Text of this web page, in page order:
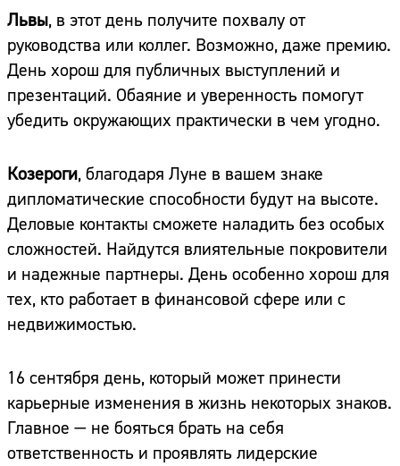
Львы, в этот день получите похвалу от
руководства или коллег. Возможно, даже премию.
День хорош для публичных выступлений и
презентаций. Обаяние и уверенность помогут
убедить окружающих практически в чем угодно.
Козероги, благодаря Луне в вашем знаке
дипломатические способности будут на высоте.
Деловые контакты сможете наладить без особых
сложностей. Найдутся влиятельные покровители
и надежные партнеры. День особенно хорош для
тех, кто работает в финансовой сфере или с
недвижимостью.
16 сентября день, который может принести
карьерные изменения в жизнь некоторых знаков.
Главное — не бояться брать на себя
ответственность и проявлять лидерские